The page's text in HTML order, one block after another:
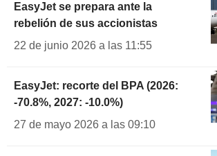
EasyJet se prepara ante la
rebelión de sus accionistas
22 de junio 2026 a las 11:55
EasyJet: recorte del BPA (2026:
-70.8%, 2027: -10.0%)
27 de mayo 2026 a las 09:10